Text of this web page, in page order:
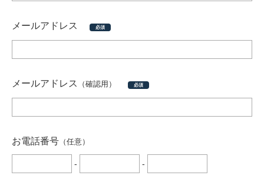
メールアドレス 必須
メールアドレス （確認用） 必須
お電話番号 （任意）
- -